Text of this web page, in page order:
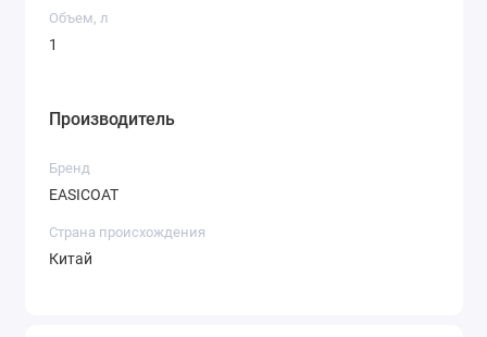
Объем, л
1
Производитель
Бренд
EASICOAT
Страна происхождения
Китай